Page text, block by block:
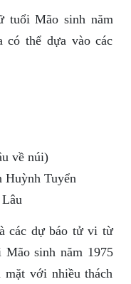
tuổi Mão sinh năm
có thể dựa vào các
về núi)
Huỳnh Tuyển
các dự báo tử vi từ
sinh năm 1975
mặt với nhiều thách